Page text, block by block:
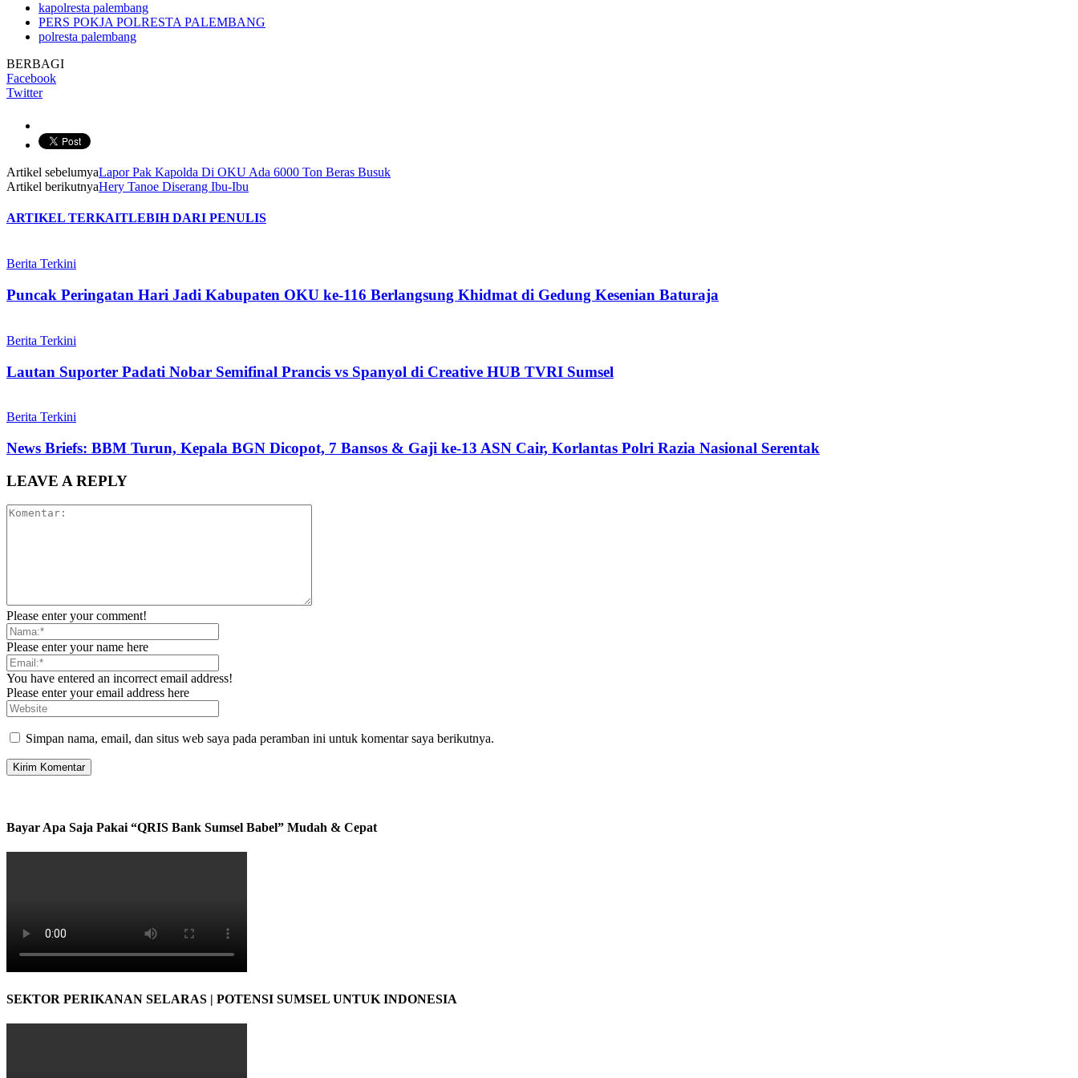
kapolresta palembang
PERS POKJA POLRESTA PALEMBANG
polresta palembang
BERBAGI
Facebook
Twitter
Artikel sebelumyaLapor Pak Kapolda Di OKU Ada 6000 Ton Beras Busuk
Artikel berikutnyaHery Tanoe Diserang Ibu-Ibu
ARTIKEL TERKAITLEBIH DARI PENULIS
Berita Terkini
Puncak Peringatan Hari Jadi Kabupaten OKU ke-116 Berlangsung Khidmat di Gedung Kesenian Baturaja
Berita Terkini
Lautan Suporter Padati Nobar Semifinal Prancis vs Spanyol di Creative HUB TVRI Sumsel
Berita Terkini
News Briefs: BBM Turun, Kepala BGN Dicopot, 7 Bansos & Gaji ke-13 ASN Cair, Korlantas Polri Razia Nasional Serentak
LEAVE A REPLY
Please enter your comment!
Please enter your name here
You have entered an incorrect email address!
Please enter your email address here
Simpan nama, email, dan situs web saya pada peramban ini untuk komentar saya berikutnya.
Bayar Apa Saja Pakai “QRIS Bank Sumsel Babel” Mudah & Cepat
SEKTOR PERIKANAN SELARAS | POTENSI SUMSEL UNTUK INDONESIA